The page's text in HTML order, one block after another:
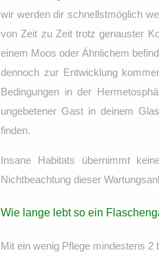
wir werden dir schnellstmöglich
von Zeit zu Zeit trotz genauster
einem Moos oder Ähnlichem
dennoch zur Entwicklung
Bedingungen in der
ungebetener Gast in deinem
finden.
Insane Habitats übernimmt
Nichtbeachtung dieser
Wie lange lebt so ein
Mit ein wenig Pflege mindestens 2